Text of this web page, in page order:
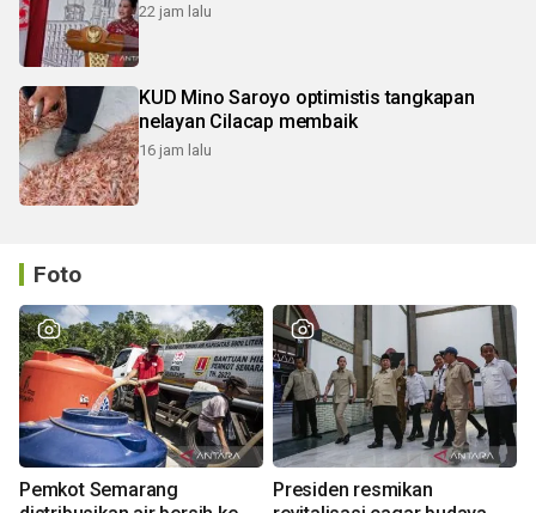
22 jam lalu
KUD Mino Saroyo optimistis tangkapan
nelayan Cilacap membaik
16 jam lalu
Foto
Pemkot Semarang
Presiden resmikan